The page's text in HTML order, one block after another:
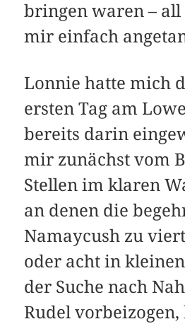
bringen waren – all
mir einfach
Lonnie hatte mich
ersten Tag am
bereits darin
mir zunächst vom
Stellen im klaren
an denen die
Namaycush zu
oder acht in
der Suche nach
Rudel